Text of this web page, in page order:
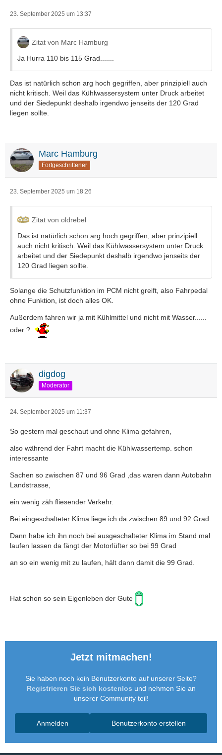
23. September 2025 um 13:37
Zitat von Marc Hamburg
Ja Hurra 110 bis 115 Grad.......
Das ist natürlich schon arg hoch gegriffen, aber prinzipiell auch
nicht kritisch. Weil das Kühlwassersystem unter Druck arbeitet
und der Siedepunkt deshalb irgendwo jenseits der 120 Grad
liegen sollte.
Marc Hamburg
Fortgeschrittener
23. September 2025 um 18:26
Zitat von oldrebel
Das ist natürlich schon arg hoch gegriffen, aber prinzipiell
auch nicht kritisch. Weil das Kühlwassersystem unter Druck
arbeitet und der Siedepunkt deshalb irgendwo jenseits der
120 Grad liegen sollte.
Solange die Schutzfunktion im PCM nicht greift, also Fahrpedal
ohne Funktion, ist doch alles OK.
Außerdem fahren wir ja mit Kühlmittel und nicht mit Wasser......
oder ?.
digdog
Moderator
24. September 2025 um 11:37
So gestern mal geschaut und ohne Klima gefahren,
also während der Fahrt macht die Kühlwassertemp. schon
interessante
Sachen so zwischen 87 und 96 Grad ,das waren dann Autobahn
Landstrasse,
ein wenig zäh fliesender Verkehr.
Bei eingeschalteter Klima liege ich da zwischen 89 und 92 Grad.
Dann habe ich ihn noch bei ausgeschalteter Klima im Stand mal
laufen lassen da fängt der Motorlüfter so bei 99 Grad
an so ein wenig mit zu laufen, hält dann damit die 99 Grad.
Hat schon so sein Eigenleben der Gute
Jetzt mitmachen!
Sie haben noch kein Benutzerkonto auf unserer Seite?
Registrieren Sie sich kostenlos und nehmen Sie an
unserer Community teil!
Benutzerkonto erstellen
Anmelden